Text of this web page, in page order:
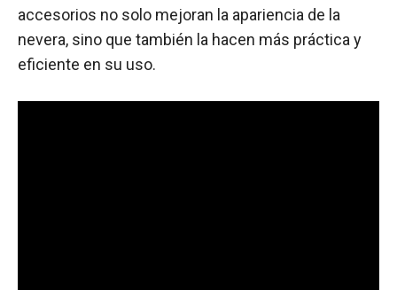
accesorios no solo mejoran la apariencia de la
nevera, sino que también la hacen más práctica y
eficiente en su uso.